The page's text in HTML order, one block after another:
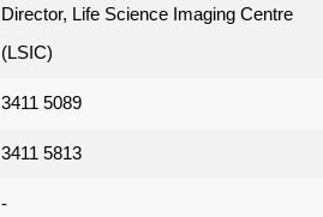
Director, Life Science Imaging Centre
(LSIC)
3411 5089
3411 5813
-